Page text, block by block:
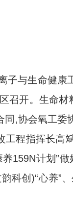
子与生命健康
召开。生命
,协会氧工
工程指挥长高
159N计划”
科创)“心养”